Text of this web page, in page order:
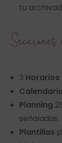
tu
3 Horarios
Planning
señaladas.
Plantillas